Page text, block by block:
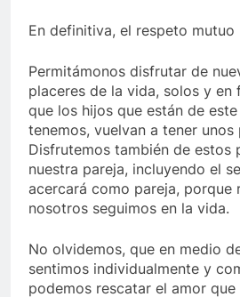
En definitiva, el respeto mutuo
Permitámonos disfrutar de
placeres de la vida, solos y en
que los hijos que están de
tenemos, vuelvan a tener unos
Disfrutemos también de estos
nuestra pareja, incluyendo el
acercará como pareja, porque
nosotros seguimos en la vida.
No olvidemos, que en medio
sentimos individualmente y
podemos rescatar el amor